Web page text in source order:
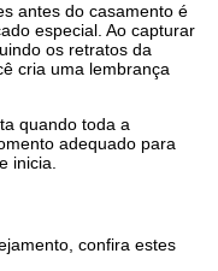
antes do casamento é
especial. Ao capturar
os retratos da
cria uma lembrança
quando toda a
adequado para
inicia.
confira estes